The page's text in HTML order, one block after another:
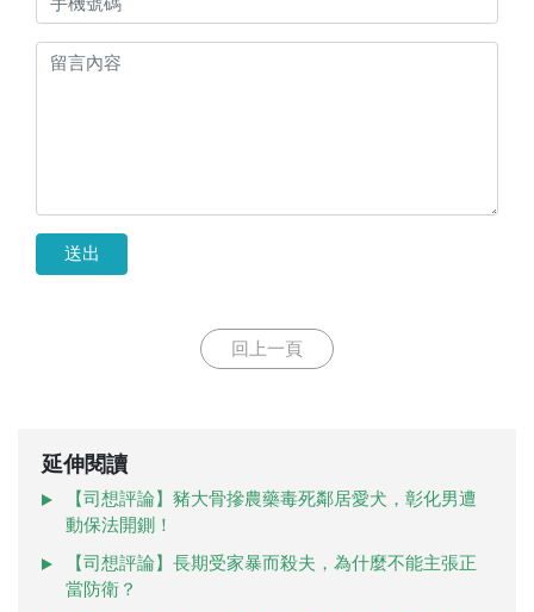
送出
回上一頁
延伸閱讀
【司想評論】豬大骨摻農藥毒死鄰居愛犬，彰化男遭
動保法開鍘！
【司想評論】長期受家暴而殺夫，為什麼不能主張正
當防衛？